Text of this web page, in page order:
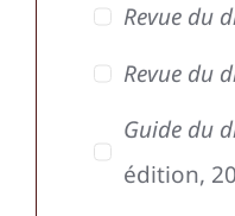
Revue du
Revue du
Guide du
édition,